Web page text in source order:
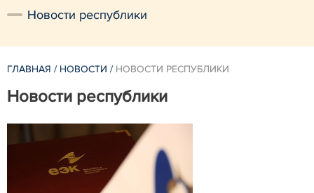
Новости республики
ГЛАВНАЯ / НОВОСТИ / НОВОСТИ РЕСПУБЛИКИ
Новости республики